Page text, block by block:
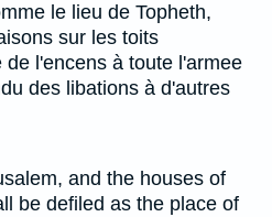
le lieu de Topheth,
sur les toits
l'encens à toute l'armee
des libations à d'autres
and the houses of
be defiled as the place of